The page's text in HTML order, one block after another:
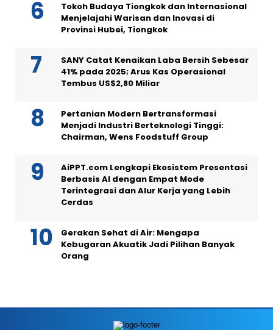
Tokoh Budaya Tiongkok dan Internasional
Menjelajahi Warisan dan Inovasi di
Provinsi Hubei, Tiongkok
SANY Catat Kenaikan Laba Bersih Sebesar
41% pada 2025; Arus Kas Operasional
Tembus US$2,80 Miliar
Pertanian Modern Bertransformasi
Menjadi Industri Berteknologi Tinggi:
Chairman, Wens Foodstuff Group
AiPPT.com Lengkapi Ekosistem Presentasi
Berbasis AI dengan Empat Mode
Terintegrasi dan Alur Kerja yang Lebih
Cerdas
Gerakan Sehat di Air: Mengapa
Kebugaran Akuatik Jadi Pilihan Banyak
Orang